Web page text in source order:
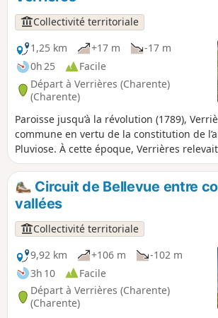
Collectivité territoriale
1,25 km
+17 m
-17 m
0h 25
Facile
Départ à Verrières (Charente)
(Charente)
Paroisse jusqu’à la révolution (1789),
commune en vertu de la constitution de
Pluviose. À cette époque, Verrières
Seigneureries voisines: Juillac-le-Coq et
dépendant du chapitre de la Cathédrale
Verrières fait partie du canton de Lignières
Brumaire de l’an VI, puis est rattachée à
commune compte aujourd’hui 375
Circuit de Bellevue entre
vallées
Collectivité territoriale
9,92 km
+106 m
-102 m
3h 10
Facile
Départ à Verrières (Charente)
(Charente)